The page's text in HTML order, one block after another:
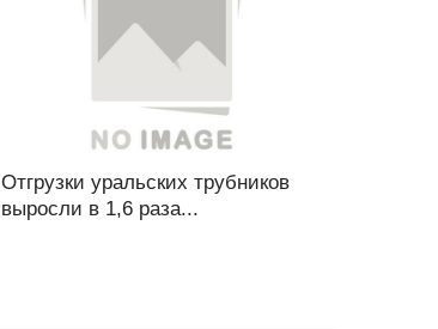
Отгрузки уральских трубников
выросли в 1,6 раза...